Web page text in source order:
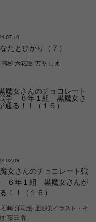
たとひかり（７）
高杉 六花絵: 万冬 しま
女さんのチョコレート戦
６年１組 黒魔女さんが
！！（１６）
石崎 洋司絵: 亜沙美イラスト・そ
: 藤田 香